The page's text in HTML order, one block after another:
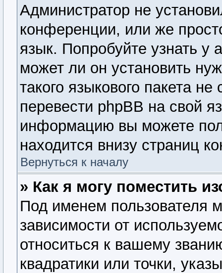
Администратор не
конференции, или же
язык. Попробуйте узнать у
может ли он установить
такого языкового пакета
перевести phpBB на свой
информацию вы можете
находится внизу страниц
Вернуться к началу
» Как я могу поместить
Под именем пользователя
зависимости от
относиться к вашему
квадратики или точки,